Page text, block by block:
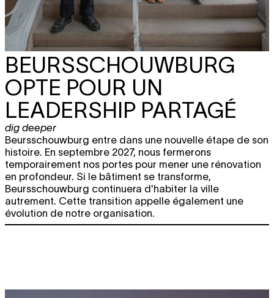
BEURSSCHOUWBURG
OPTE POUR UN
LEADERSHIP PARTAGÉ
dig deeper
Beursschouwburg entre dans une nouvelle étape de son
histoire. En septembre 2027, nous fermerons
temporairement nos portes pour mener une rénovation
en profondeur. Si le bâtiment se transforme,
Beursschouwburg continuera d'habiter la ville
autrement. Cette transition appelle également une
évolution de notre organisation.